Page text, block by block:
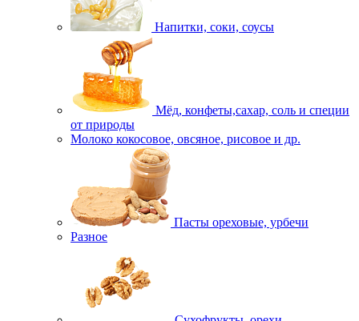
Напитки, соки, соусы
Мёд, конфеты,сахар, соль и специи
от природы
Молоко кокосовое, овсяное, рисовое и др.
Пасты ореховые, урбечи
Разное